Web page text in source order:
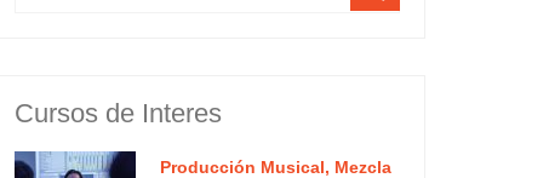
Cursos de Interes
Producción Musical, Mezcla